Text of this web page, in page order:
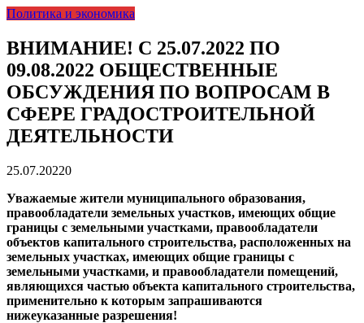
Политика и экономика
ВНИМАНИЕ! С 25.07.2022 ПО
09.08.2022 ОБЩЕСТВЕННЫЕ
ОБСУЖДЕНИЯ ПО ВОПРОСАМ В
СФЕРЕ ГРАДОСТРОИТЕЛЬНОЙ
ДЕЯТЕЛЬНОСТИ
25.07.20220
Уважаемые жители муниципального образования,
правообладатели земельных участков, имеющих общие
границы с земельными участками, правообладатели
объектов капитального строительства, расположенных на
земельных участках, имеющих общие границы с
земельными участками, и правообладатели помещений,
являющихся частью объекта капитального строительства,
применительно к которым запрашиваются
нижеуказанные разрешения!